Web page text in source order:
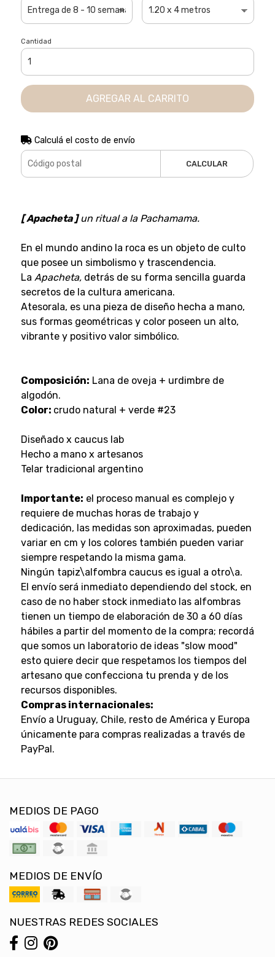
Cantidad
AGREGAR AL CARRITO
Calculá el costo de envío
CALCULAR
[ Apacheta ]un ritual a la Pachamama.
En el mundo andino la roca es un objeto de culto
que posee un simbolismo y trascendencia.
La Apacheta, detrás de su forma sencilla guarda
secretos de la cultura americana.
Atesorala, es una pieza de diseño hecha a mano,
sus formas geométricas y color poseen un alto,
vibrante y positivo valor simbólico.
Composición: Lana de oveja + urdimbre de
algodón.
Color: crudo natural + verde #23
Diseñado x caucus lab
Hecho a mano x artesanos
Telar tradicional argentino
Importante: el proceso manual es complejo y
requiere de muchas horas de trabajo y
dedicación, las medidas son aproximadas, pueden
variar en cm y los colores también pueden variar
siempre respetando la misma gama.
Ningún tapiz\alfombra caucus es igual a otro\a.
El envío será inmediato dependiendo del stock, en
caso de no haber stock inmediato las alfombras
tienen un tiempo de elaboración de 30 a 60 días
hábiles a partir del momento de la compra; recordá
que somos un laboratorio de ideas "slow mood"
esto quiere decir que respetamos los tiempos del
artesano que confecciona tu prenda y de los
recursos disponibles.
Compras internacionales:
Envío a Uruguay, Chile, resto de América y Europa
únicamente para compras realizadas a través de
PayPal.
MEDIOS DE PAGO
MEDIOS DE ENVÍO
NUESTRAS REDES SOCIALES